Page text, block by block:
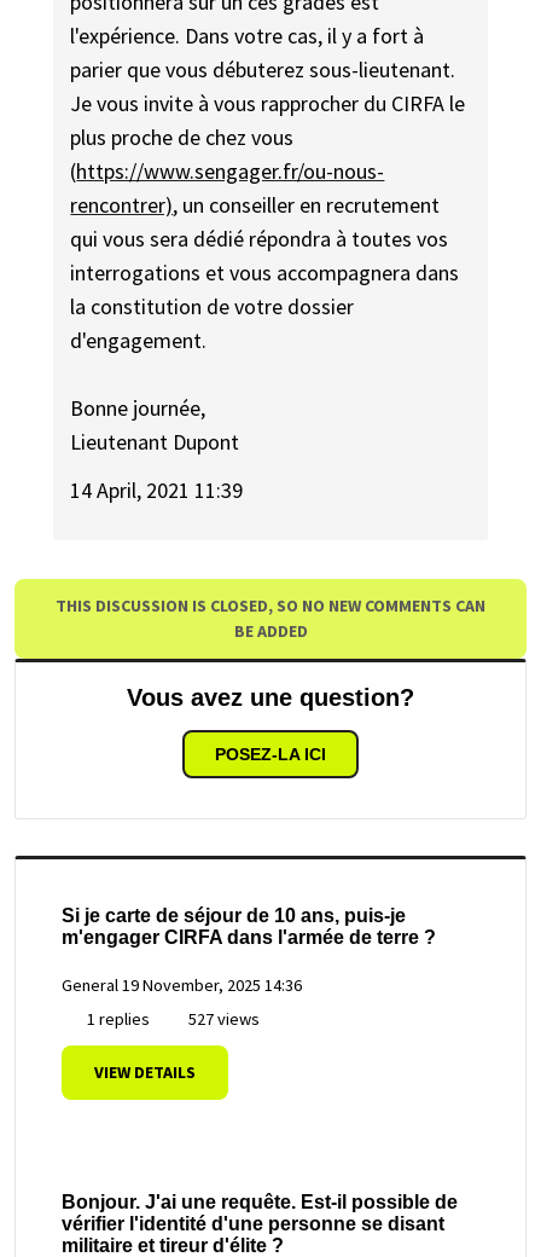
l'expérience. Dans votre cas, il y a fort à
parier que vous débuterez sous-lieutenant.
Je vous invite à vous rapprocher du CIRFA le
plus proche de chez vous
(https://www.sengager.fr/ou-nous-
rencontrer), un conseiller en recrutement
qui vous sera dédié répondra à toutes vos
interrogations et vous accompagnera dans
la constitution de votre dossier
d'engagement.
Bonne journée,
Lieutenant Dupont
14 April, 2021 11:39
THIS DISCUSSION IS CLOSED, SO NO NEW COMMENTS CAN
BE ADDED
Vous avez une question?
POSEZ-LA ICI
Si je carte de séjour de 10 ans, puis-je
m'engager CIRFA dans l'armée de terre ?
General19 November, 2025 14:36
1 replies
527 views
VIEW DETAILS
Bonjour. J'ai une requête. Est-il possible de
vérifier l'identité d'une personne se disant
militaire et tireur d'élite ?